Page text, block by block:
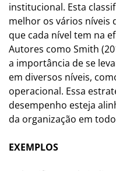
institucional. Esta
melhor os vários níveis
que cada nível tem na
Autores como Smith
a importância de se
em diversos níveis,
operacional. Essa
desempenho esteja
da organização em
EXEMPLOS